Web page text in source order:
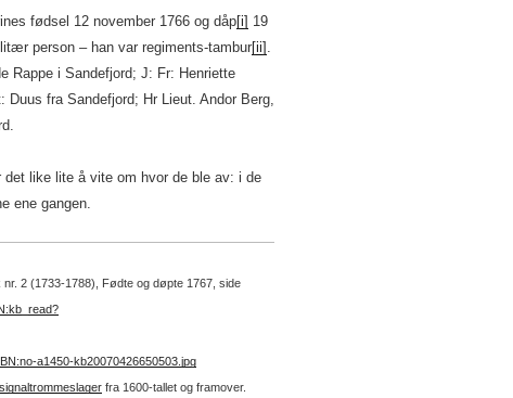
fødsel 12 november 1766 og dåp[i] 19
person – han var regiments-tambur[ii] .
Rappe i Sandefjord; J: Fr: Henriette
fra Sandefjord; Hr Lieut. Andor Berg,
like lite å vite om hvor de ble av: i de
ene gangen.
2 (1733-1788), Fødte og døpte 1767, side
a1450-kb20070426650503.jpg
signaltrommeslagerfra 1600-tallet og framover.